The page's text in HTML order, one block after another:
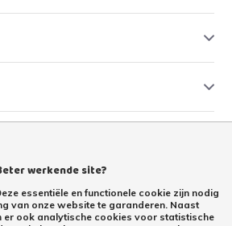
werkende site?
essentiële en functionele cookie zijn nodig
van onze website te garanderen. Naast
er ook analytische cookies voor statistische